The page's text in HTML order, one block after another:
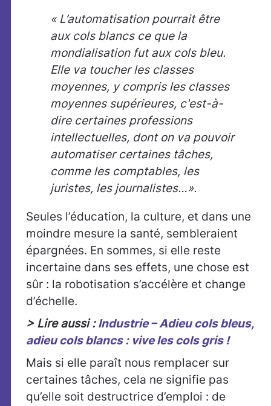
« L’automatisation pourrait être
aux cols blancs ce que la
mondialisation fut aux cols bleu.
Elle va toucher les classes
moyennes, y compris les classes
moyennes supérieures, c'est-à-
dire certaines professions
intellectuelles, dont on va pouvoir
automatiser certaines tâches,
comme les comptables, les
juristes, les journalistes…».
Seules l’éducation, la culture, et dans une
moindre mesure la santé, sembleraient
épargnées. En sommes, si elle reste
incertaine dans ses effets, une chose est
sûr : la robotisation s’accélère et change
d’échelle.
> Lire aussi :Industrie – Adieu cols bleus,
adieu cols blancs : vive les cols gris !
Mais si elle paraît nous remplacer sur
certaines tâches, cela ne signifie pas
qu’elle soit destructrice d’emploi : de